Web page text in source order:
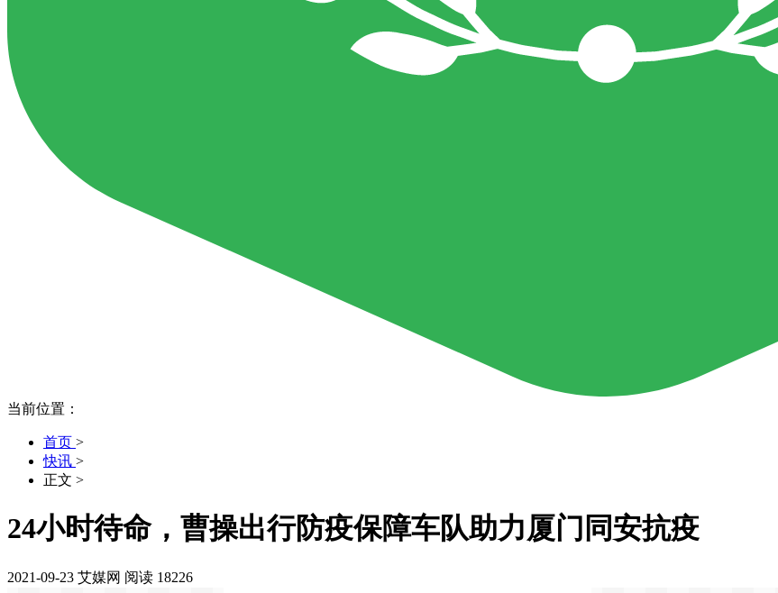
当前位置：
首页 >
快讯 >
正文 >
24小时待命，曹操出行防疫保障车队助力厦门同安抗疫
2021-09-23 艾媒网 阅读 18226